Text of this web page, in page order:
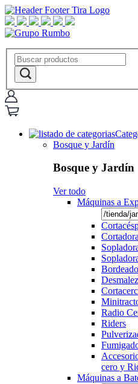
Bosque y Jardín
Bosque y Jardín
Ver todo
Máquinas a
Radio
Riders
cero y
Máquinas a